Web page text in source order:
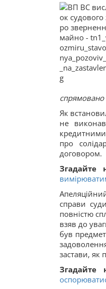
спрямовано
Як
не
кредитними
про
договором.
Згадайте
справи
повністю
взяв до
був
застави, як
Згадайте